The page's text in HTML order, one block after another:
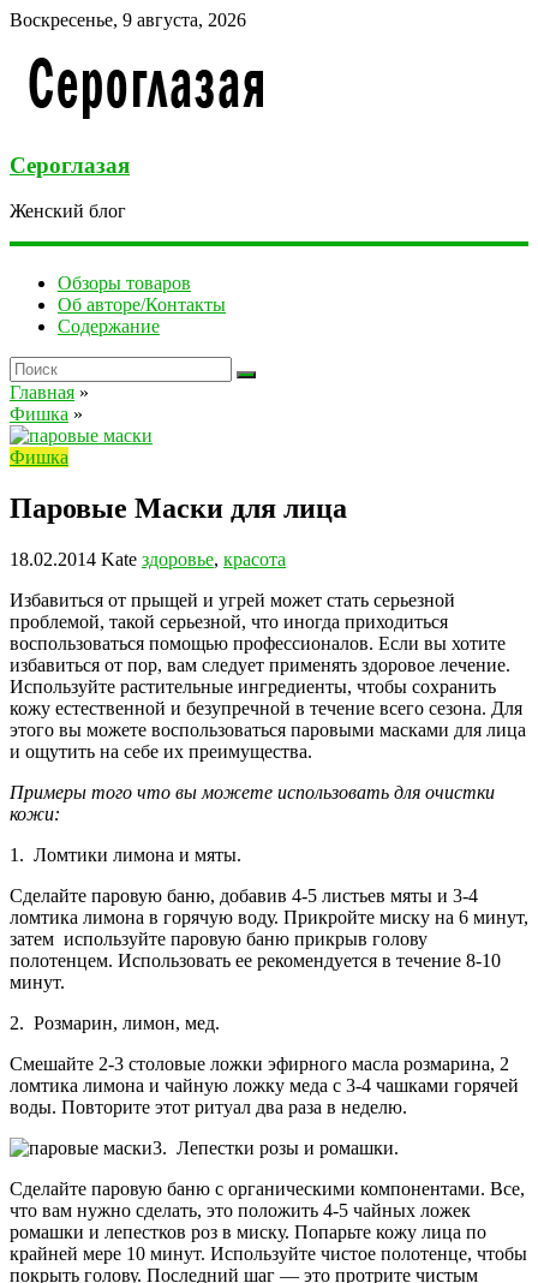
Воскресенье, 9 августа, 2026
Сероглазая
Женский блог
Обзоры товаров
Об авторе/Контакты
Содержание
Главная »
Фишка »
Фишка
Паровые Маски для лица
18.02.2014 Kate здоровье, красота
Избавиться от прыщей и угрей может стать серьезной
проблемой, такой серьезной, что иногда приходиться
воспользоваться помощью профессионалов. Если вы хотите
избавиться от пор, вам следует применять здоровое лечение.
Используйте растительные ингредиенты, чтобы сохранить
кожу естественной и безупречной в течение всего сезона. Для
этого вы можете воспользоваться паровыми масками для лица
и ощутить на себе их преимущества.
Примеры того что вы можете использовать для очистки
кожи:
1. Ломтики лимона и мяты.
Сделайте паровую баню, добавив 4-5 листьев мяты и 3-4
ломтика лимона в горячую воду. Прикройте миску на 6 минут,
затем используйте паровую баню прикрыв голову
полотенцем. Использовать ее рекомендуется в течение 8-10
минут.
2. Розмарин, лимон, мед.
Смешайте 2-3 столовые ложки эфирного масла розмарина, 2
ломтика лимона и чайную ложку меда с 3-4 чашками горячей
воды. Повторите этот ритуал два раза в неделю.
3. Лепестки розы и ромашки.
Сделайте паровую баню с органическими компонентами. Все,
что вам нужно сделать, это положить 4-5 чайных ложек
ромашки и лепестков роз в миску. Попарьте кожу лица по
крайней мере 10 минут. Используйте чистое полотенце, чтобы
покрыть голову. Последний шаг — это протрите чистым